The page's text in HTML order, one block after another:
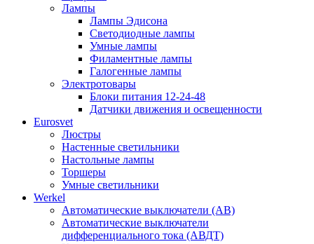
Лампы
Лампы Эдисона
Светодиодные лампы
Умные лампы
Филаментные лампы
Галогенные лампы
Электротовары
Блоки питания 12-24-48
Датчики движения и освещенности
Eurosvet
Люстры
Настенные светильники
Настольные лампы
Торшеры
Умные светильники
Werkel
Автоматические выключатели (АВ)
Автоматические выключатели
дифференциального тока (АВДТ)